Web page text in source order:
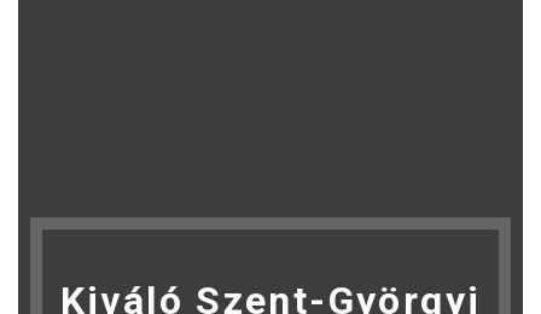
Kiváló Szent-Györgyi